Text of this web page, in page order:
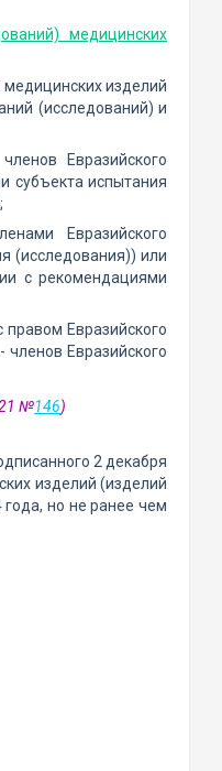
медицинских
изделий
(исследований) и
Евразийского
субъекта испытания
Евразийского
(исследования)) или
с рекомендациями
Евразийского
Евразийского
№146)
2 декабря
изделий (изделий
но не ранее чем